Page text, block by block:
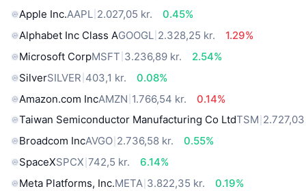
Apple Inc.AAPL 2.027,05 kr.
0.45%
Alphabet Inc Class AGOOGL 2.328,25 kr.
1.29%
Microsoft CorpMSFT 3.236,89 kr.
2.54%
SilverSILVER 403,1 kr.
0.08%
Amazon.com IncAMZN 1.766,54 kr.
0.14%
Taiwan Semiconductor Manufacturing Co LtdTSM
Broadcom IncAVGO 2.736,58 kr.
0.55%
SpaceXSPCX 742,5 kr.
6.14%
Meta Platforms, Inc.META 3.822,35 kr.
0.19%